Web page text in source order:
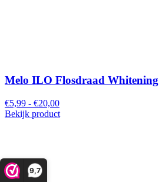
9,7
Melo ILO Flosdraad Whitening
€5,99 - €20,00
Bekijk product